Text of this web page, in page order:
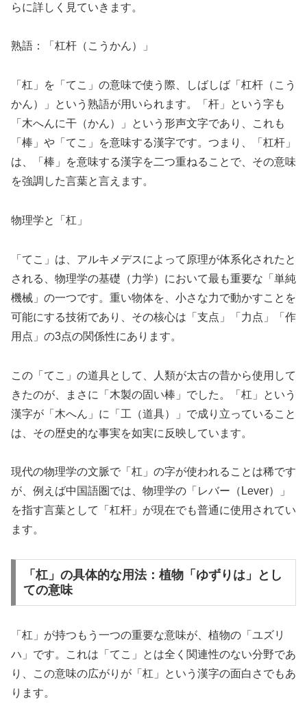
らに詳しく見ていきます。
熟語：「杠杆（こうかん）」
「杠」を「てこ」の意味で使う際、しばしば「杠杆（こう
かん）」という熟語が用いられます。「杆」という字も
「木へんに干（かん）」という形声文字であり、これも
「棒」や「てこ」を意味する漢字です。つまり、「杠杆」
は、「棒」を意味する漢字を二つ重ねることで、その意味
を強調した言葉と言えます。
物理学と「杠」
「てこ」は、アルキメデスによって原理が体系化されたと
される、物理学の基礎（力学）において最も重要な「単純
機械」の一つです。重い物体を、小さな力で動かすことを
可能にする技術であり、その核心は「支点」「力点」「作
用点」の3点の関係性にあります。
この「てこ」の道具として、人類が太古の昔から使用して
きたのが、まさに「木製の固い棒」でした。「杠」という
漢字が「木へん」に「工（道具）」で成り立っていること
は、その歴史的な事実を如実に反映しています。
現代の物理学の文脈で「杠」の字が使われることは稀です
が、例えば中国語圏では、物理学の「レバー（Lever）」
を指す言葉として「杠杆」が現在でも普通に使用されてい
ます。
「杠」の具体的な用法：植物「ゆずりは」とし
ての意味
「杠」が持つもう一つの重要な意味が、植物の「ユズリ
ハ」です。これは「てこ」とは全く関連性のない分野であ
り、この意味の広がりが「杠」という漢字の面白さでもあ
ります。